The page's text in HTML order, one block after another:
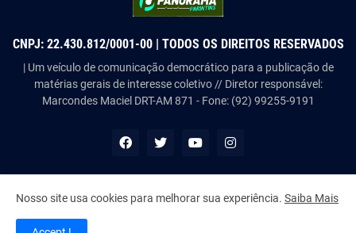
CNPJ: 22.430.812/0001-00 | TODOS OS DIREITOS RESERVADOS
| Um veículo de comunicação democrático para a publicação de
matérias gerais de interesse coletivo // Diretor responsável:
Marcondes Maciel DRT-AM 871 - Fone: (92) 99255-9191
Copyright © Panorama Parintins
Nosso site usa cookies para melhorar sua experiência. Saiba Mais